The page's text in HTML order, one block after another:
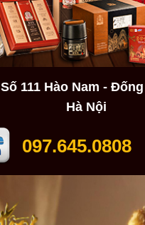
Số 111 Hào Nam -
Hà Nội
097.645.0808